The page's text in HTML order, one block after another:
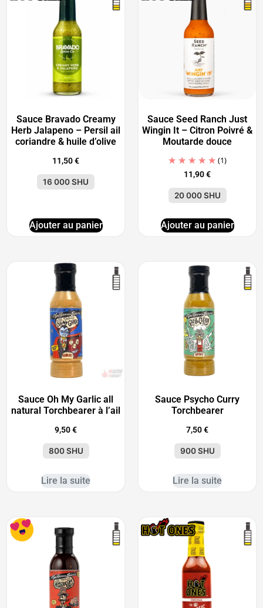
Sauce Bravado Creamy
Herb Jalapeno – Persil ail
coriandre & huile d’olive
11,50€
16 000 SHU
Ajouter au panier
Sauce Seed Ranch Just
Wingin It – Citron Poivré &
Moutarde douce
(1)
11,90€
20 000 SHU
Ajouter au panier
Sauce Oh My Garlic all
natural Torchbearer à l’ail
9,50€
800 SHU
Lire la suite
Sauce Psycho Curry
Torchbearer
7,50€
900 SHU
Lire la suite